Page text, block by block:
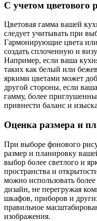
С учетом цветового
Цветовая гамма вашей
следует учитывать при
Гармонирующие цвета
создать сплоченную и
Например, если ваша
таких как белый или
яркими цветами может
другой стороны, если
гамму, более
привнести баланс и
Оценка размера и
При выборе фонового
размер и планировку
выбор более светлого и
пространства и
можно использовать
дизайн, не перегружая
шкафов, приборов и
правильное
изображения.